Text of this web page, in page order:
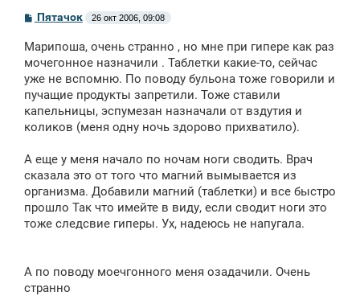
С
о
б
щ
н
и
е
Пятачок 26 окт 2006, 09:08
Марипоша, очень странно , но мне при гипере как раз
мочегонное назначили . Таблетки какие-то, сейчас
уже не вспомню. По поводу бульона тоже говорили и
пучащие продукты запретили. Тоже ставили
капельницы, эспумезан назначали от вздутия и
коликов (меня одну ночь здорово прихватило).
А еще у меня начало по ночам ноги сводить. Врач
сказала это от того что магний вымывается из
организма. Добавили магний (таблетки) и все быстро
прошло Так что имейте в виду, если сводит ноги это
тоже следсвие гиперы. Ух, надеюсь не напугала.
А по поводу моечгонного меня озадачили. Очень
странно